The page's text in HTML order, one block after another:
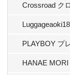
Crossroad ク
PLAYBOY プ
HANAE